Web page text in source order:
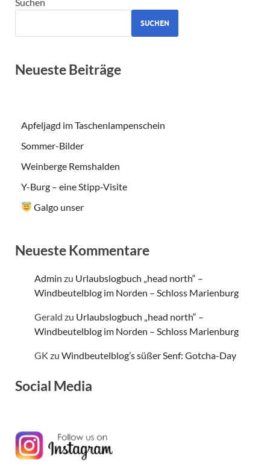
SUCHEN
Neueste Beiträge
Apfeljagd im Taschenlampenschein
Sommer-Bilder
Weinberge Remshalden
Y-Burg – eine Stipp-Visite
Galgo unser
Neueste Kommentare
Admin zu Urlaubslogbuch „head north“ –
Windbeutelblog im Norden – Schloss Marienburg
Gerald zu Urlaubslogbuch „head north“ –
Windbeutelblog im Norden – Schloss Marienburg
GK zu Windbeutelblog’s süßer Senf: Gotcha-Day
Social Media